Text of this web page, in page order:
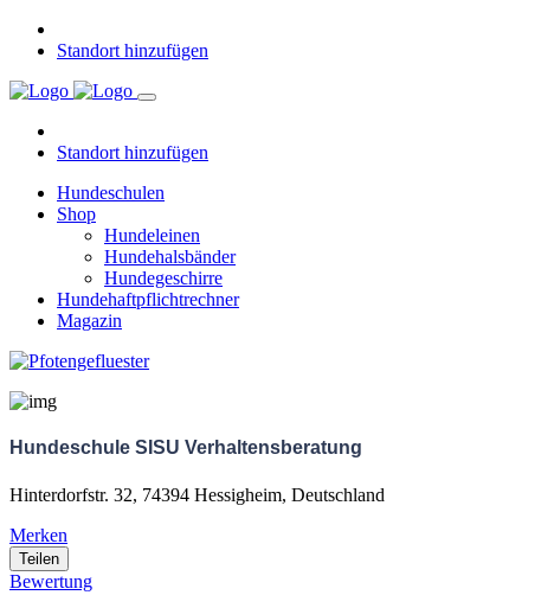
Standort hinzufügen
Standort hinzufügen
Hundeschulen
Shop
Hundeleinen
Hundehalsbänder
Hundegeschirre
Hundehaftpflichtrechner
Magazin
Hundeschule SISU Verhaltensberatung
Hinterdorfstr. 32, 74394 Hessigheim, Deutschland
Merken
Teilen
Bewertung